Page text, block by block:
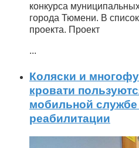
конкурса
города Тюмени. В
проекта. Проект
...
Коляски и
кровати
мобильной службе
реабилитации